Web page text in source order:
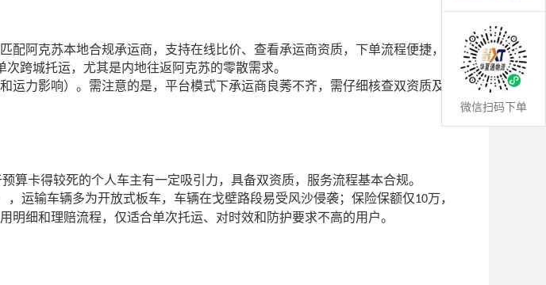
阿克苏本地合规承运商，支持在线比价、查看承运商资质，下单流程便捷，客
跨城托运，尤其是内地往返阿克苏的零散需求。
力影响）。需注意的是，平台模式下承运商良莠不齐，需仔细核查双资质及保
预算卡得较死的个人车主有一定吸引力，具备双资质，服务流程基本合规。
，运输车辆多为开放式板车，车辆在戈壁路段易受风沙侵袭；保险保额仅10万，
细和理赔流程，仅适合单次托运、对时效和防护要求不高的用户。
微信扫码下单